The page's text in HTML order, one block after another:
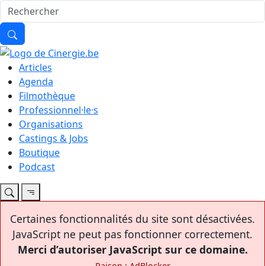
Articles
Agenda
Filmothèque
Professionnel·le·s
Organisations
Castings & Jobs
Boutique
Podcast
Certaines fonctionnalités du site sont désactivées.
JavaScript ne peut pas fonctionner correctement.
Merci d’autoriser JavaScript sur ce domaine.